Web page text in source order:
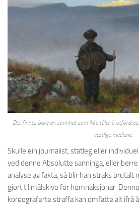
Det finnes bare en sannhet som ikke tåler å
vestlige mediene.
Skulle ein journalist, statleg eller
ved denne Absolutte sanninga, eller
analyse av fakta, så blir han straks
gjort til målskive for hemnaksjonar.
koreograferte straffa kan omfatte alt ifrå